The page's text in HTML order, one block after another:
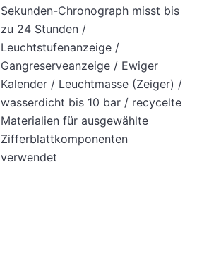
Sekunden-Chronograph misst bis
zu 24 Stunden /
Leuchtstufenanzeige /
Gangreserveanzeige / Ewiger
Kalender / Leuchtmasse (Zeiger) /
wasserdicht bis 10 bar / recycelte
Materialien für ausgewählte
Zifferblattkomponenten
verwendet